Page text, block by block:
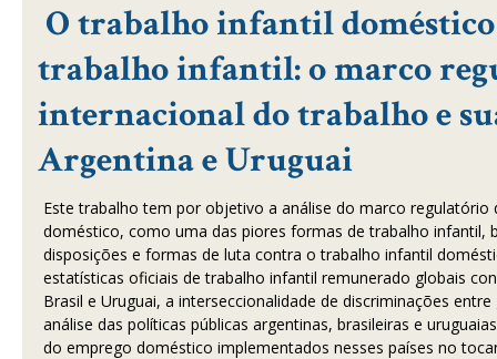
O trabalho infantil
trabalho infantil: o marco
internacional do trabalho e
Argentina e Uruguai
Este trabalho tem por objetivo a análise do marco
doméstico, como uma das piores formas de trabalho
disposições e formas de luta contra o trabalho infantil
estatísticas oficiais de trabalho infantil remunerado globais
Brasil e Uruguai, a interseccionalidade de discriminações
análise das políticas públicas argentinas, brasileiras e
do emprego doméstico implementados nesses países no